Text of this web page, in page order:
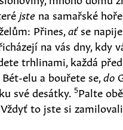
jste na samařské
Přines,aťse
na vás dny, kdy
trhlinami, každá
Bét-elu a bouřete se,do
své desátky.5Palte
to jste si